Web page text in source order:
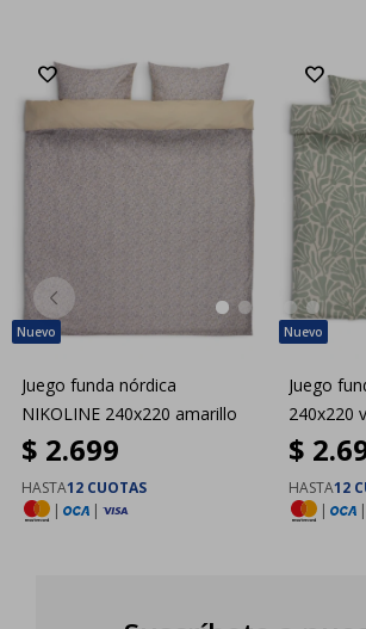
Juego funda nórdica
NIKOLINE 240x220 amarillo
$ 2.699
HASTA12 CUOTAS
|
|
Juego
240x220
$
HASTA12
|
|